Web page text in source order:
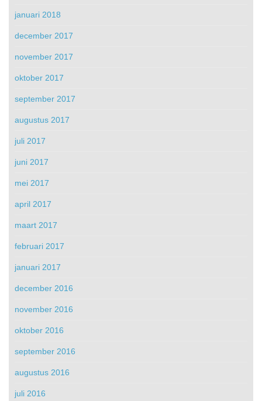
januari 2018
december 2017
november 2017
oktober 2017
september 2017
augustus 2017
juli 2017
juni 2017
mei 2017
april 2017
maart 2017
februari 2017
januari 2017
december 2016
november 2016
oktober 2016
september 2016
augustus 2016
juli 2016